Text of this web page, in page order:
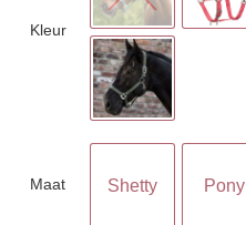
Kleur
Maat Shetty Pony